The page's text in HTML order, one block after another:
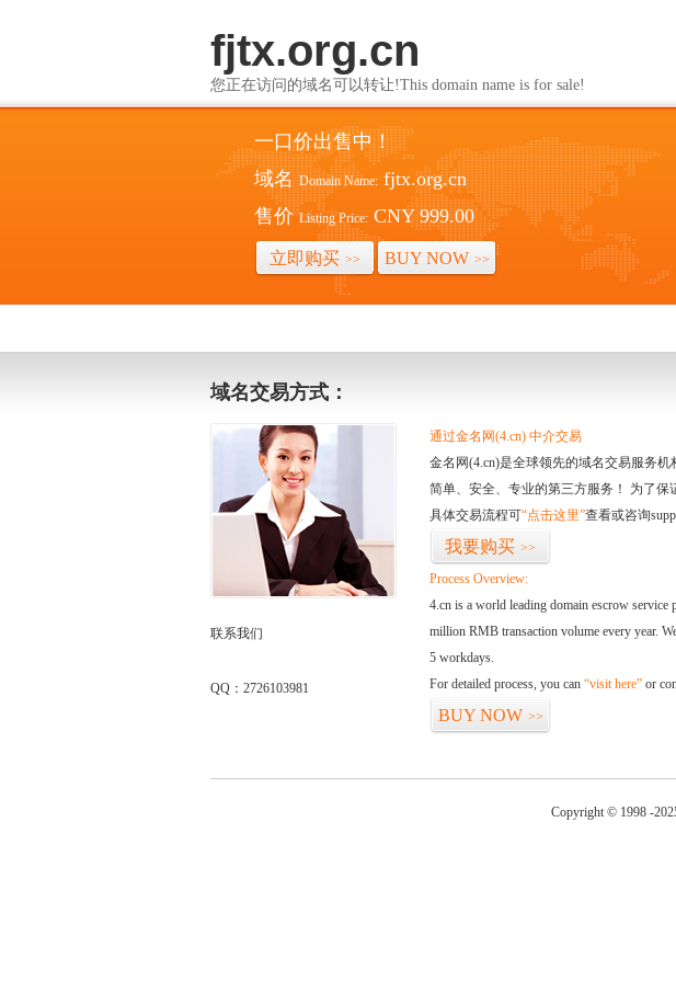
fjtx.org.cn
您正在访问的域名可以转让!This domain name is for sale!
一口价出售中！
域名 Domain Name: fjtx.org.cn
售价 Listing Price: CNY 999.00
立即购买 >> BUY NOW >>
域名交易方式：
联系我们
QQ：2726103981
通过金名网(4.cn) 中介交易
金名网(4.cn)是全球领先的域名交易服务
简单、安全、专业的第三方服务！ 为了保
具体交易流程可“点击这里”查看或咨询
我要购买 >>
Process Overview:
4.cn is a world leading domain escrow
million RMB transaction volume every year.
5 workdays.
For detailed process, you can “visit here” or
BUY NOW >>
Copyright © 1998 -